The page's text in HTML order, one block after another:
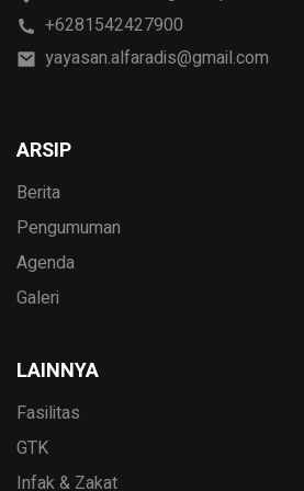
+6281542427900
yayasan.alfaradis@gmail.com
ARSIP
Berita
Pengumuman
Agenda
Galeri
LAINNYA
Fasilitas
GTK
Infak & Zakat